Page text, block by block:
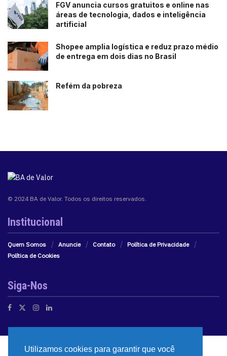
FGV anuncia cursos gratuitos e online nas
áreas de tecnologia, dados e inteligência
artificial
Shopee amplia logística e reduz prazo médio
de entrega em dois dias no Brasil
Refém da pobreza
© 2024 BA de Valor. Todos os direitos reservados.
Institucional
Quem Somos Anuncie Contato
Política de Privacidade
Política de Cookies
Siga-Nos
Utilizamos cookies para garantir que você